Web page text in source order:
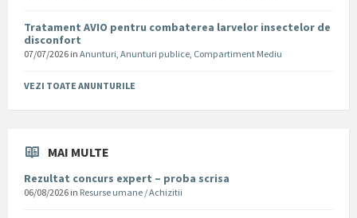
Tratament AVIO pentru combaterea larvelor insectelor de
disconfort
07/07/2026 in Anunturi, Anunturi publice, Compartiment Mediu
VEZI TOATE ANUNTURILE
MAI MULTE
Rezultat concurs expert – proba scrisa
06/08/2026 in Resurse umane / Achizitii